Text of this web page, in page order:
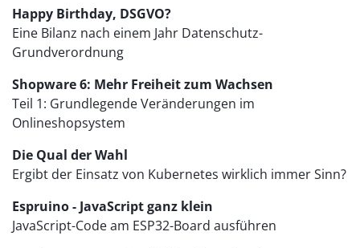
Happy Birthday, DSGVO?
Eine Bilanz nach einem Jahr Datenschutz-
Grundverordnung
Shopware 6: Mehr Freiheit zum Wachsen
Teil 1: Grundlegende Veränderungen im
Onlineshopsystem
Die Qual der Wahl
Ergibt der Einsatz von Kubernetes wirklich immer Sinn?
Espruino - JavaScript ganz klein
JavaScript-Code am ESP32-Board ausführen